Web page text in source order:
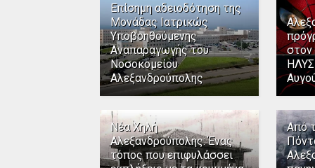
Επίσημη αδειοδότηση της
Μονάδας Ιατρικώς
Υποβοηθούμενης
Αναπαραγωγής του
Νοσοκομείου
Αλεξανδρούπολης
στον
Νέα Χηλή
Αλεξανδρούπολης: Ένας
τόπος που επιφυλάσσει
Από